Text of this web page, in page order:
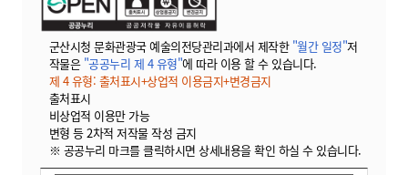
군산시청 문화관광국 예술의전당관리과에서 제작한 "월간 일정"저
작물은 "공공누리 제 4 유형"에 따라 이용 할 수 있습니다.
제 4 유형: 출처표시+상업적 이용금지+변경금지
출처표시
비상업적 이용만 가능
변형 등 2차적 저작물 작성 금지
※ 공공누리 마크를 클릭하시면 상세내용을 확인 하실 수 있습니다.